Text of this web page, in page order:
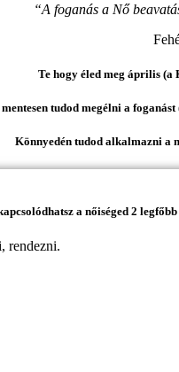
“A foganás a Nő
Te hogy éled meg április
tudod megélni a
Könnyedén tudod alkalmazni a
a nőiséged 2
rendezni.